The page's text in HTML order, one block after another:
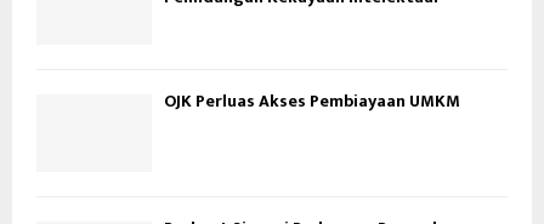
OJK Perluas Akses Pembiayaan UMKM